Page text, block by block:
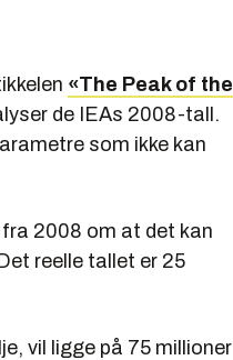
«The Peak of the
de IEAs 2008-tall.
som ikke kan
2008 om at det kan
reelle tallet er 25
vil ligge på 75 millioner